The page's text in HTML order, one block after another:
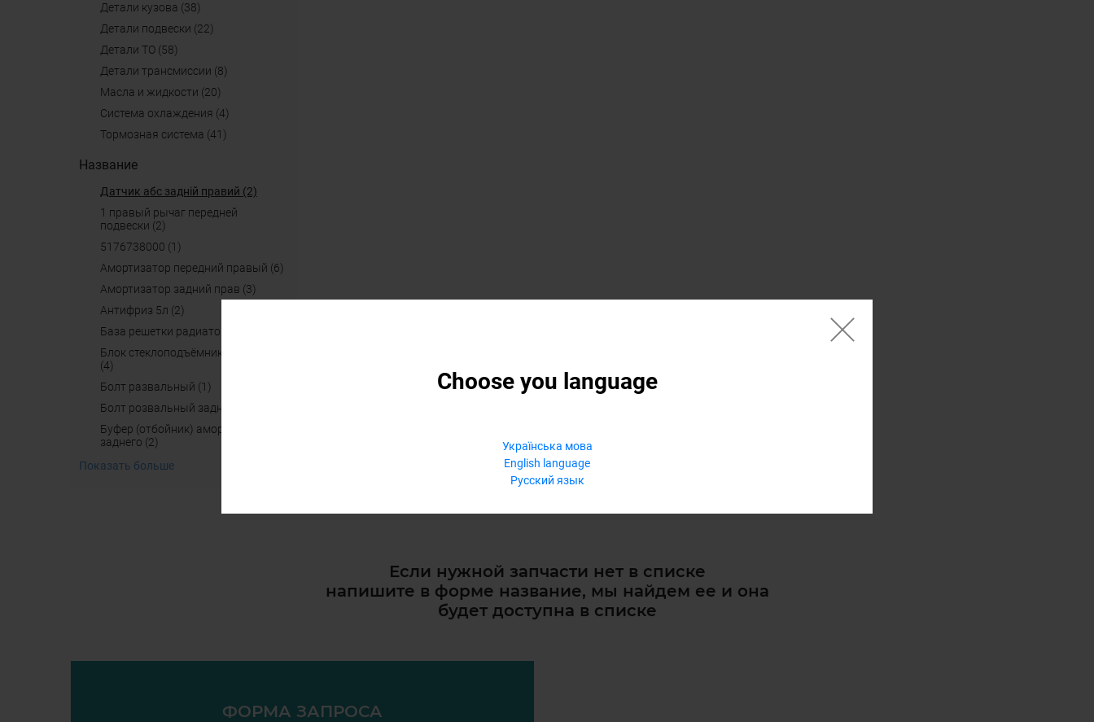
Choose you language
Українська мова
English language
Русский язык
детали кузова (38)
детали подвески (22)
детали ТО (58)
детали трансмиссии (8)
масла и жидкости (20)
система охлаждения (4)
тормозная система (41)
Название
датчик абс задній правий (2)
1 правый рычаг передней
подвески (2)
5176738000 (1)
амортизатор передний правый (6)
амортизатор задний прав (3)
антифриз 5л (2)
база решетки радиатора (2)
блок стеклоподъёмников (кнопки)
(4)
болт развальный (1)
болт розвальный задний (1)
буфер (отбойник) амортизатора
заднего (2)
Показать больше
Если нужной запчасти нет в списке
напишите в форме название, мы найдем ее и она
будет доступна в списке
ФОРМА ЗАПРОСА